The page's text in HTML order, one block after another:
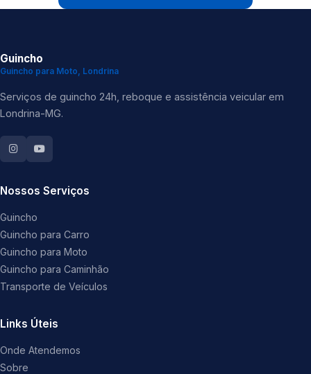
Guincho
Guincho para Moto, Londrina
Serviços de guincho 24h, reboque e assistência veicular em
Londrina-MG.
Nossos Serviços
Guincho
Guincho para Carro
Guincho para Moto
Guincho para Caminhão
Transporte de Veículos
Links Úteis
Onde Atendemos
Sobre